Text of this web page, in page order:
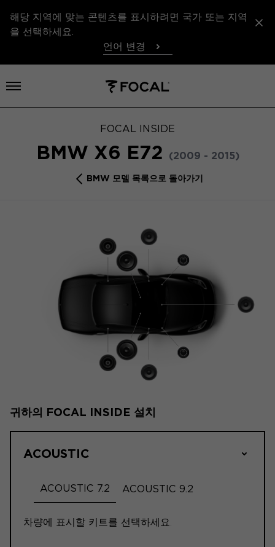
해당 지역에 맞는 콘텐츠를 표시하려면 국가 또는 지역
을 선택하세요.
언어 변경
메뉴 열기
FOCAL INSIDE
BMW X6 E72 (2009 - 2015)
BMW 모델 목록으로 돌아가기
귀하의 FOCAL INSIDE 설치
ACOUSTIC
ACOUSTIC 7.2 ACOUSTIC 9.2
차량에 표시할 키트를 선택하세요.